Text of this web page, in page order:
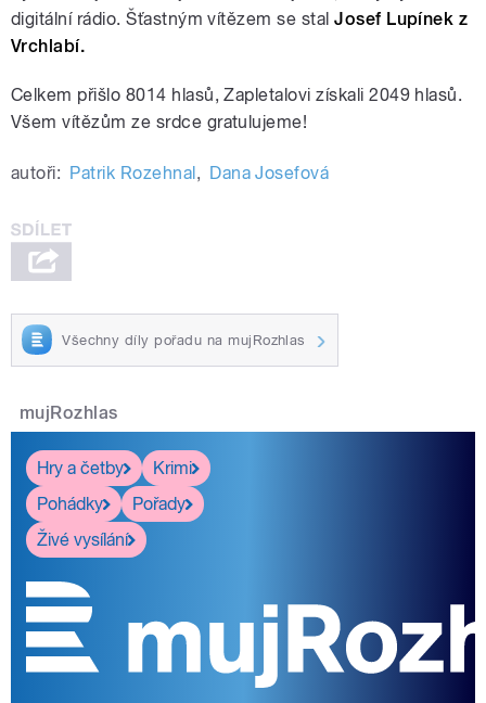
digitální rádio. Šťastným vítězem se stalJosef Lupínek z
Vrchlabí.
Celkem přišlo 8014 hlasů, Zapletalovi získali 2049 hlasů.
Všem vítězům ze srdce gratulujeme!
autoři: Patrik Rozehnal, Dana Josefová
Všechny díly pořadu na mujRozhlas
mujRozhlas
Hry a četby
Krimi
Pohádky
Pořady
Živé vysílání